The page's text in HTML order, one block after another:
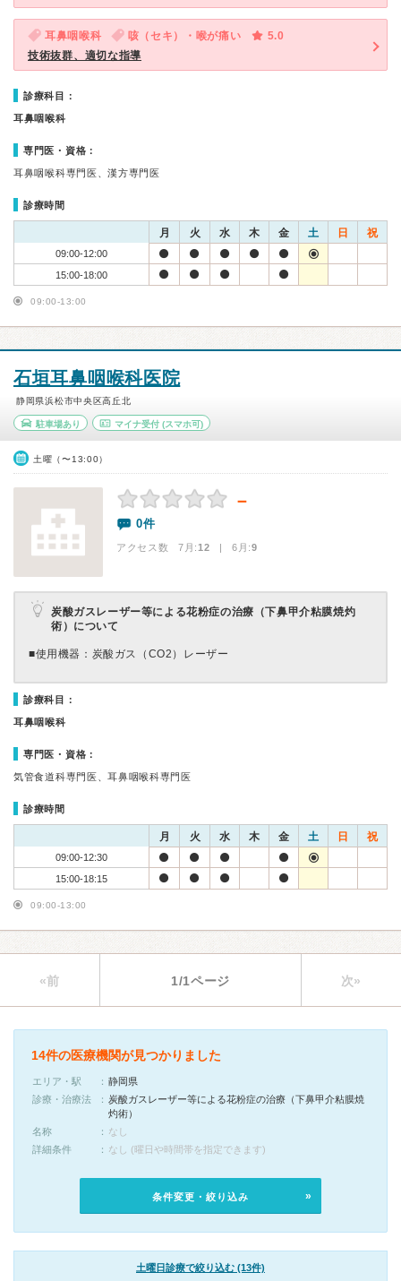
耳鼻咽喉科 咳（セキ）・喉が痛い
5.0
技術抜群、適切な指導
診療科目：
耳鼻咽喉科
専門医・資格：
耳鼻咽喉科専門医、漢方専門医
診療時間
月 火 水 木 金 土 日 祝
09:00-12:00
15:00-18:00
09:00-13:00
石垣耳鼻咽喉科医院
静岡県浜松市中央区高丘北
駐車場あり マイナ受付(スマホ可)
土曜（〜13:00）
－
0件
アクセス数 7月:12 | 6月:9
炭酸ガスレーザー等による花粉症の治療（下鼻甲介粘膜焼灼
術）について
■使用機器：炭酸ガス（CO2）レーザー
診療科目：
耳鼻咽喉科
専門医・資格：
気管食道科専門医、耳鼻咽喉科専門医
診療時間
月 火 水 木 金 土 日 祝
09:00-12:30
15:00-18:15
09:00-13:00
«前 1/1ページ 次»
14件の医療機関が見つかりました
エリア・駅
静岡県
診療・治療法
炭酸ガスレーザー等による花粉症の治療（下鼻甲介粘膜焼
灼術）
名称
なし
詳細条件
なし (曜日や時間帯を指定できます)
条件変更・絞り込み
土曜日診療で絞り込む (13件)